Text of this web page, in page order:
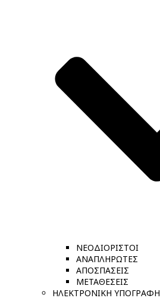
ΝΕΟΔΙΟΡΙΣΤΟΙ
ΑΝΑΠΛΗΡΩΤΕΣ
ΑΠΟΣΠΑΣΕΙΣ
ΜΕΤΑΘΕΣΕΙΣ
ΗΛΕΚΤΡΟΝΙΚΗ ΥΠΟΓΡΑΦΗ